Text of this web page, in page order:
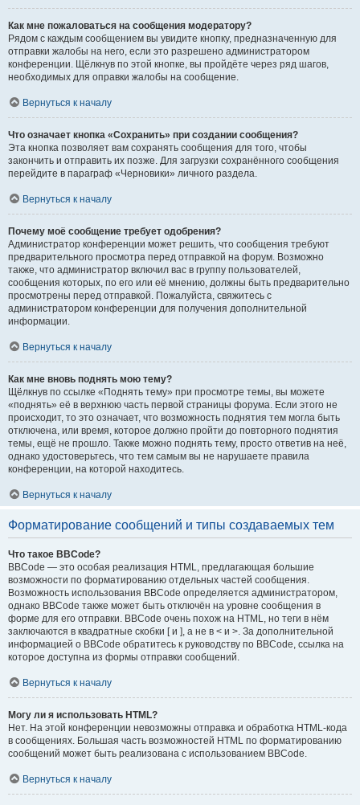
Как мне пожаловаться на сообщения модератору?
Рядом с каждым сообщением вы увидите кнопку, предназначенную для
отправки жалобы на него, если это разрешено администратором
конференции. Щёлкнув по этой кнопке, вы пройдёте через ряд шагов,
необходимых для оправки жалобы на сообщение.
Вернуться к началу
Что означает кнопка «Сохранить» при создании сообщения?
Эта кнопка позволяет вам сохранять сообщения для того, чтобы
закончить и отправить их позже. Для загрузки сохранённого сообщения
перейдите в параграф «Черновики» личного раздела.
Вернуться к началу
Почему моё сообщение требует одобрения?
Администратор конференции может решить, что сообщения требуют
предварительного просмотра перед отправкой на форум. Возможно
также, что администратор включил вас в группу пользователей,
сообщения которых, по его или её мнению, должны быть предварительно
просмотрены перед отправкой. Пожалуйста, свяжитесь с
администратором конференции для получения дополнительной
информации.
Вернуться к началу
Как мне вновь поднять мою тему?
Щёлкнув по ссылке «Поднять тему» при просмотре темы, вы можете
«поднять» её в верхнюю часть первой страницы форума. Если этого не
происходит, то это означает, что возможность поднятия тем могла быть
отключена, или время, которое должно пройти до повторного поднятия
темы, ещё не прошло. Также можно поднять тему, просто ответив на неё,
однако удостоверьтесь, что тем самым вы не нарушаете правила
конференции, на которой находитесь.
Вернуться к началу
Форматирование сообщений и типы создаваемых тем
Что такое BBCode?
BBCode — это особая реализация HTML, предлагающая большие
возможности по форматированию отдельных частей сообщения.
Возможность использования BBCode определяется администратором,
однако BBCode также может быть отключён на уровне сообщения в
форме для его отправки. BBCode очень похож на HTML, но теги в нём
заключаются в квадратные скобки [ и ], а не в < и >. За дополнительной
информацией о BBCode обратитесь к руководству по BBCode, ссылка на
которое доступна из формы отправки сообщений.
Вернуться к началу
Могу ли я использовать HTML?
Нет. На этой конференции невозможны отправка и обработка HTML-кода
в сообщениях. Большая часть возможностей HTML по форматированию
сообщений может быть реализована с использованием BBCode.
Вернуться к началу